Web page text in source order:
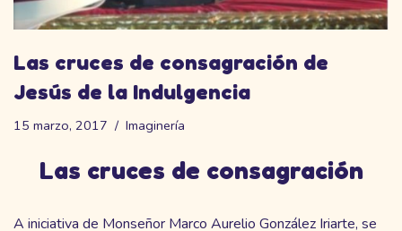
Las cruces de consagración de
Jesús de la Indulgencia
15 marzo, 2017 Imaginería
Las cruces de consagración
A iniciativa de Monseñor Marco Aurelio González Iriarte, se